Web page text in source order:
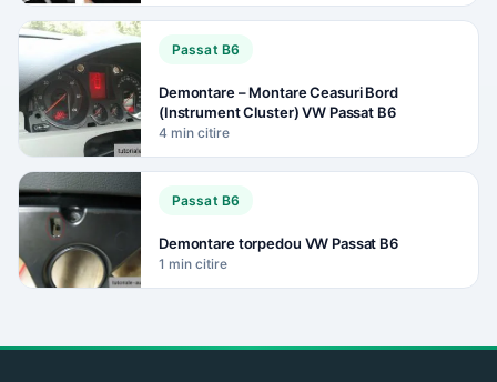
Passat B6
Demontare – Montare Ceasuri Bord
(Instrument Cluster) VW Passat B6
4 min citire
Passat B6
Demontare torpedou VW Passat B6
1 min citire